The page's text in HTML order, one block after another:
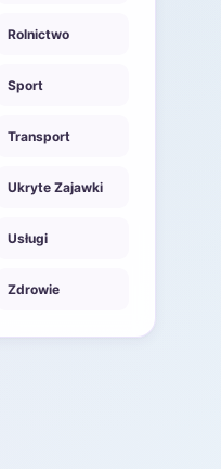
Rolnictwo
Sport
Transport
Ukryte Zajawki
Usługi
Zdrowie